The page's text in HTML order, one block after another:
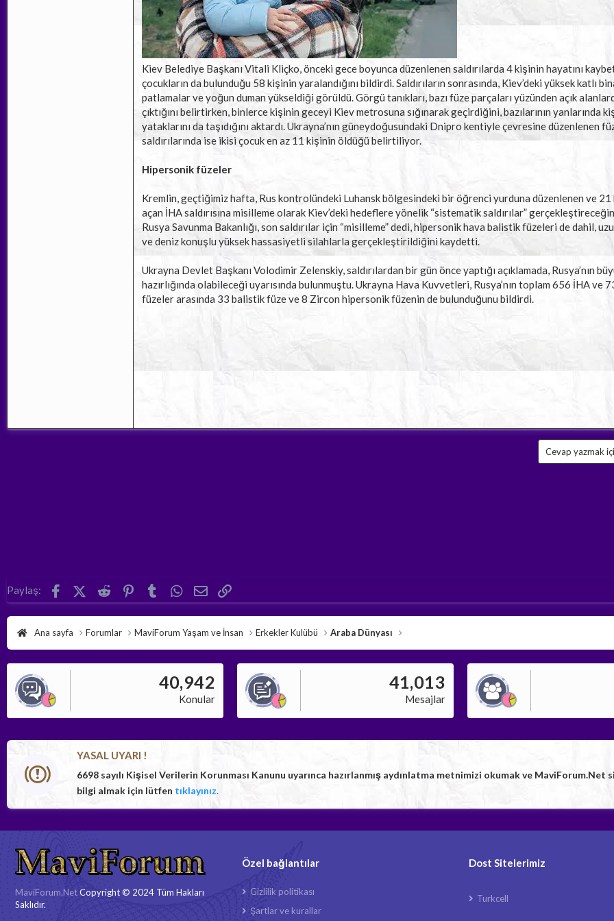
Kiev Belediye Başkanı Vitali Kliçko, önceki gece boyunca düzenlenen saldırılarda 4 kişinin hayatını
çocukların da bulunduğu 58 kişinin yaralandığını bildirdi. Saldırıların sonrasında, Kiev’deki yüksek katlı
patlamalar ve yoğun duman yükseldiği görüldü. Görgü tanıkları, bazı füze parçaları yüzünden açık
çıktığını belirtirken, binlerce kişinin geceyi Kiev metrosuna sığınarak geçirdiğini, bazılarının yanlarında
yataklarını da taşıdığını aktardı. Ukrayna’nın güneydoğusundaki Dnipro kentiyle çevresine düzenlenen
saldırılarında ise ikisi çocuk en az 11 kişinin öldüğü belirtiliyor.
Hipersonik füzeler
Kremlin, geçtiğimiz hafta, Rus kontrolündeki Luhansk bölgesindeki bir öğrenci yurduna düzenlenen ve
açan İHA saldırısına misilleme olarak Kiev’deki hedeflere yönelik “sistematik saldırılar”
Rusya Savunma Bakanlığı, son saldırılar için “misilleme” dedi, hipersonik hava balistik füzeleri de dahil,
ve deniz konuşlu yüksek hassasiyetli silahlarla gerçekleştirildiğini kaydetti.
Ukrayna Devlet Başkanı Volodimir Zelenskiy, saldırılardan bir gün önce yaptığı açıklamada, Rusya’nın
hazırlığında olabileceği uyarısında bulunmuştu. Ukrayna Hava Kuvvetleri, Rusya’nın toplam 656 İHA ve
füzeler arasında 33 balistik füze ve 8 Zircon hipersonik füzenin de bulunduğunu bildirdi.
Cevap yazmak
Paylaş: FacebookX (Twitter)
Reddit Pinterest
Tumblr WhatsApp
E-posta
Ana sayfa Forumlar MaviForum Yaşam ve İnsan Erkekler Kulübü Araba Dünyası
40,942
Konular
41,013
Mesajlar
YASAL UYARI !
6698 sayılı Kişisel Verilerin Korunması Kanunu uyarınca hazırlanmış aydınlatma metnimizi okumak ve
bilgi almak için lütfen tıklayınız.
MaviForum.NetCopyright © 2024 Tüm Hakları
Saklıdır.
Özel bağlantılar
Gizlilik politikası
Şartlar ve kurallar
Dost Sitelerimiz
Turkcell